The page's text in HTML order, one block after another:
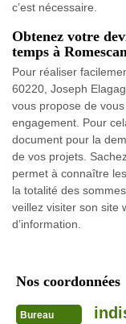
c’est nécessaire.
Obtenez votre
temps à
Pour réaliser
60220, Joseph
vous propose de
engagement. Pour
document pour la
de vos projets.
permet à connaître
la totalité des
veillez visiter son site
d’information.
Nos coordonnées
Bureau